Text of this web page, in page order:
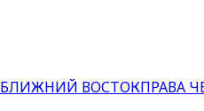
БЛИЖНИЙ ВОСТОКПРАВА